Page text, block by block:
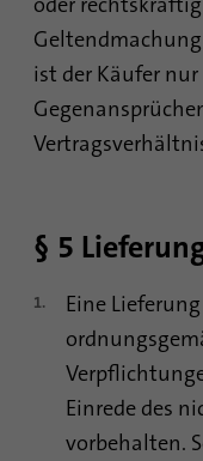
ist der Käufer
§ 5
Eine
Einrede des
vorbehalten.
Zweck
Mit
eine
Name
Laufzeit 30